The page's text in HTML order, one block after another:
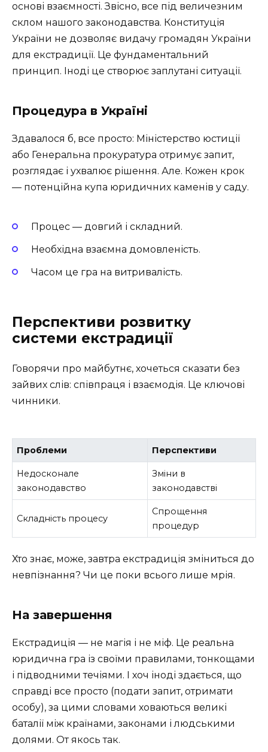
основі взаємності. Звісно, все під величезним
склом нашого законодавства. Конституція
України не дозволяє видачу громадян України
для екстрадиції. Це фундаментальний
принцип. Іноді це створює заплутані ситуації.
Процедура в Україні
Здавалося б, все просто: Міністерство юстиції
або Генеральна прокуратура отримує запит,
розглядає і ухвалює рішення. Але. Кожен крок
— потенційна купа юридичних каменів у саду.
Процес — довгий і складний.
Необхідна взаємна домовленість.
Часом це гра на витривалість.
Перспективи розвитку
системи екстрадиції
Говорячи про майбутнє, хочеться сказати без
зайвих слів: співпраця і взаємодія. Це ключові
чинники.
Проблеми Перспективи
Недосконале
законодавство
Зміни в
законодавстві
Складність процесу
Спрощення
процедур
Хто знає, може, завтра екстрадиція зміниться до
невпізнання? Чи це поки всього лише мрія.
На завершення
Екстрадиція — не магія і не міф. Це реальна
юридична гра із своїми правилами, тонкощами
і підводними течіями. І хоч іноді здається, що
справді все просто (подати запит, отримати
особу), за цими словами ховаються великі
баталії між країнами, законами і людськими
долями. От якось так.